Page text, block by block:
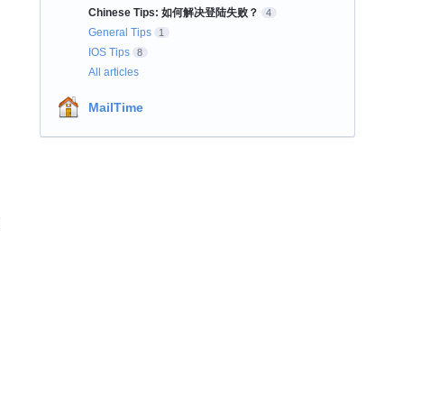
Chinese Tips: 如何解决登陆失败？ 4
General Tips 1
IOS Tips 8
All articles
MailTime